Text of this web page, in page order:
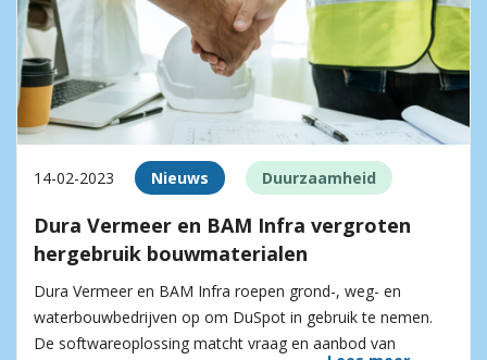
14-02-2023 Nieuws Duurzaamheid
Dura Vermeer en BAM Infra vergroten
hergebruik bouwmaterialen
Dura Vermeer en BAM Infra roepen grond-, weg- en
waterbouwbedrijven op om DuSpot in gebruik te nemen.
De softwareoplossing matcht vraag en aanbod van